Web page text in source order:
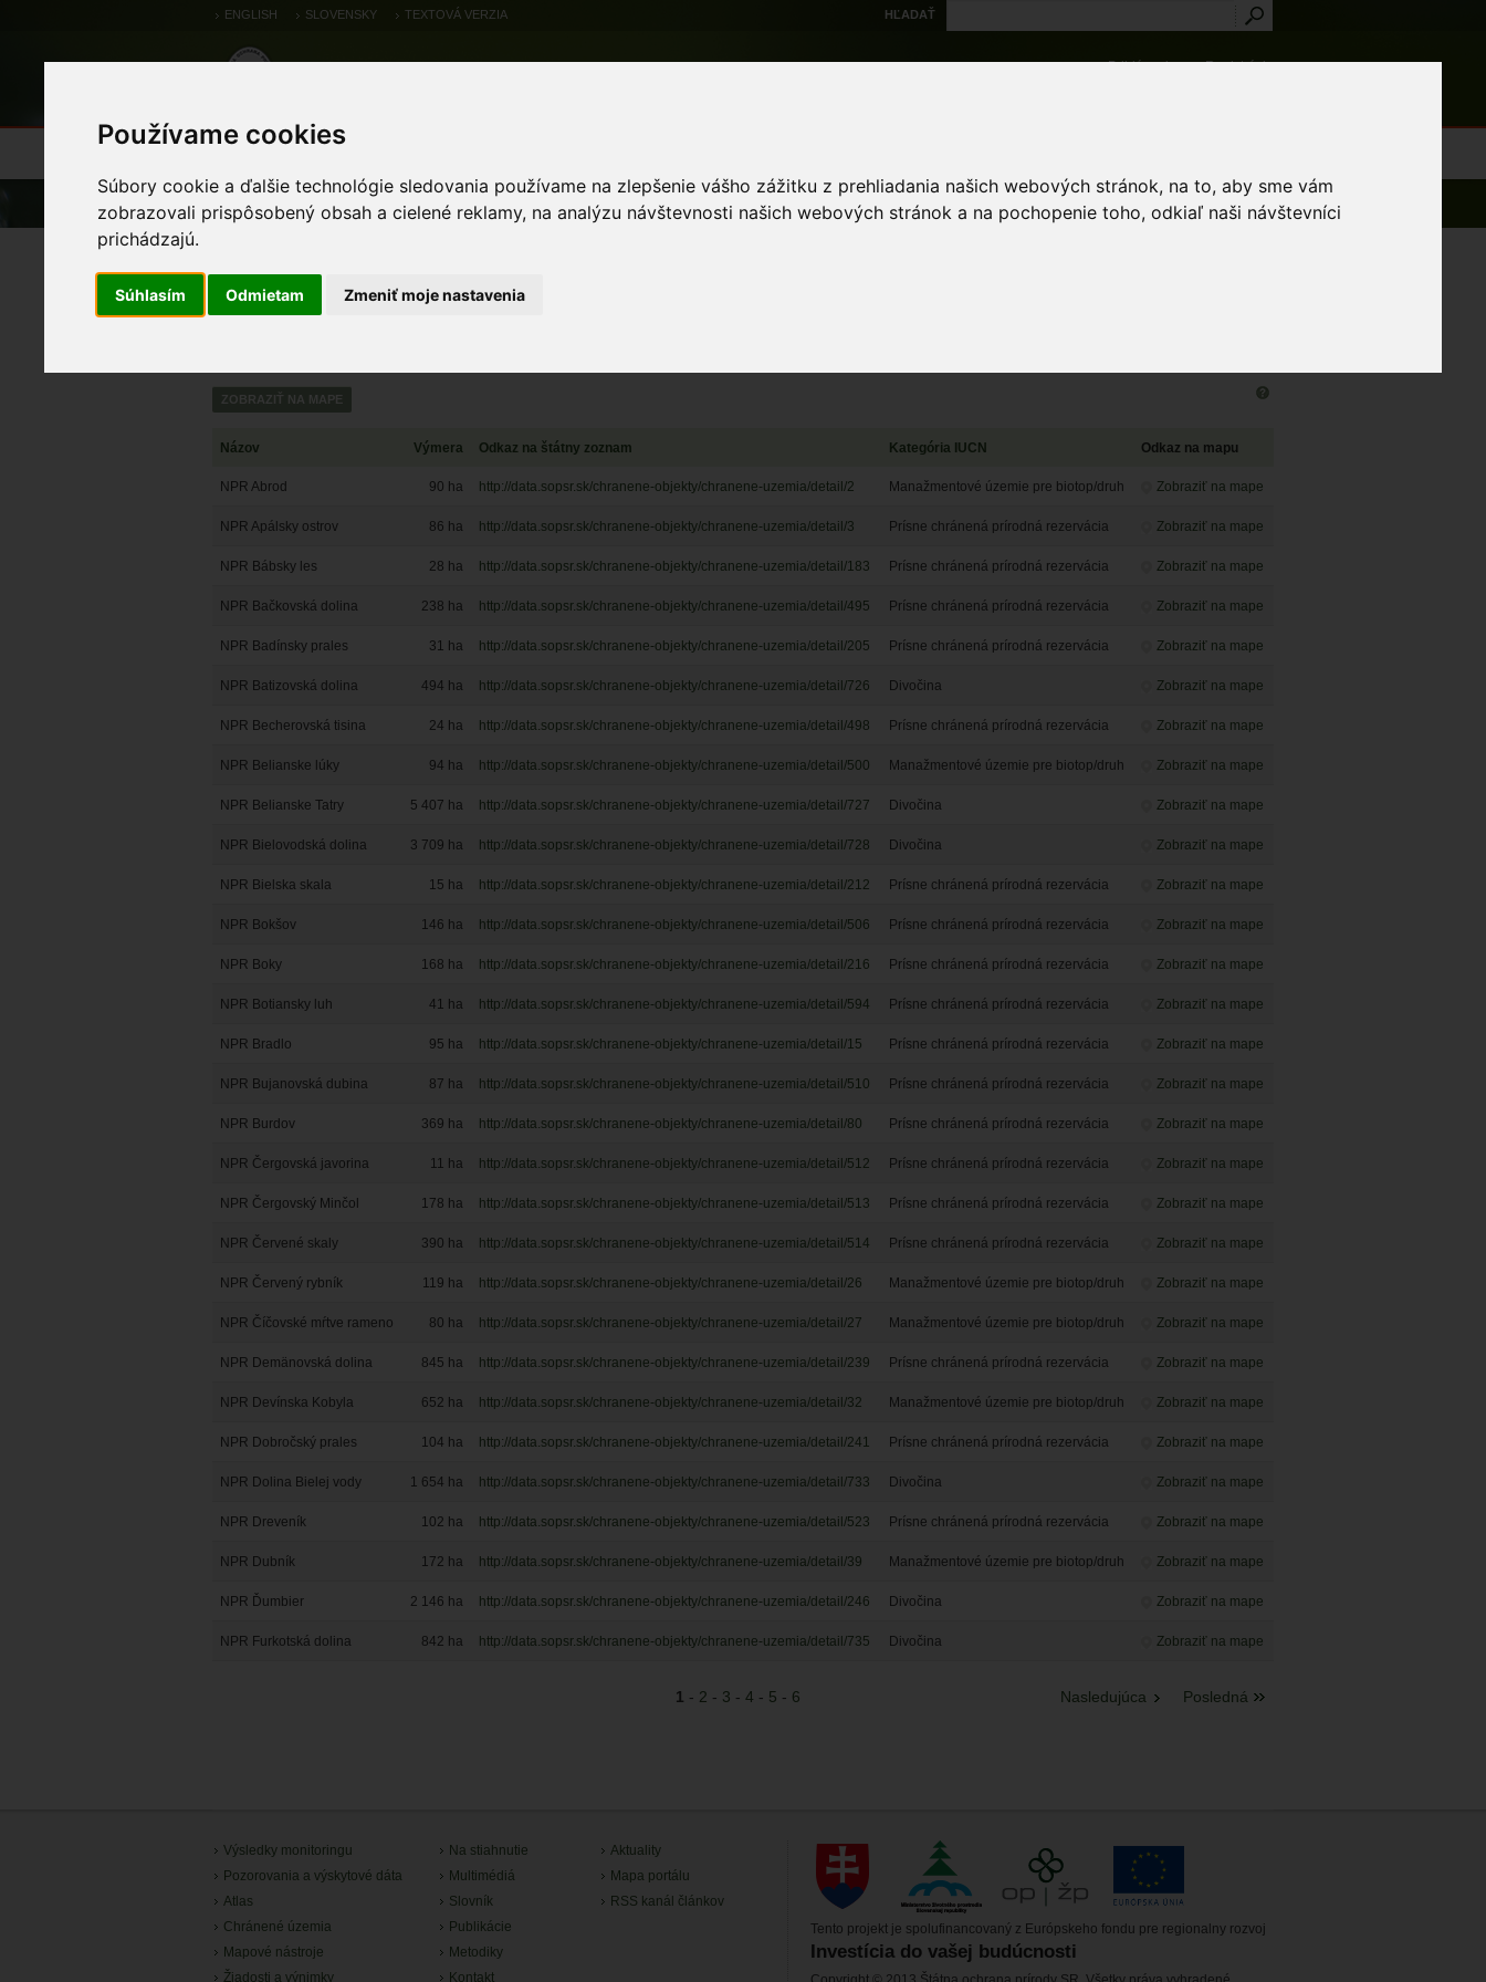
Používame cookies
Súbory cookie a ďalšie technológie sledovania používame na zlepšenie vášho zážitku z prehliadania našich webových stránok, na to, aby sme vám
zobrazovali prispôsobený obsah a cielené reklamy, na analýzu návštevnosti našich webových stránok a na pochopenie toho, odkiaľ naši návštevníci
prichádzajú.
Súhlasím Odmietam Zmeniť moje nastavenia
ENGLISH SLOVENSKY TEXTOVÁ VERZIA HĽADAŤ
Prihlásenie Registrácia
Úvod Chránené územia Národná sieť chránených území Národné prírodné rezervácie
Národné prírodné rezervácie
Názov Výmera Odkaz na štátny zoznam Kategória IUCN Odkaz na mapu
NPR Abrod 90 ha http://data.sopsr.sk/chranene-objekty/chranene-uzemia/detail/2 Manažmentové územie pre biotop/druh Zobraziť na mape
NPR Apálsky ostrov 86 ha http://data.sopsr.sk/chranene-objekty/chranene-uzemia/detail/3 Prísne chránená prírodná rezervácia Zobraziť na mape
NPR Bábsky les 28 ha http://data.sopsr.sk/chranene-objekty/chranene-uzemia/detail/183 Prísne chránená prírodná rezervácia Zobraziť na mape
NPR Bačkovská dolina 238 ha http://data.sopsr.sk/chranene-objekty/chranene-uzemia/detail/495 Prísne chránená prírodná rezervácia Zobraziť na mape
NPR Badínsky prales 31 ha http://data.sopsr.sk/chranene-objekty/chranene-uzemia/detail/205 Prísne chránená prírodná rezervácia Zobraziť na mape
NPR Batizovská dolina 494 ha http://data.sopsr.sk/chranene-objekty/chranene-uzemia/detail/726 Divočina Zobraziť na mape
NPR Becherovská tisina 24 ha http://data.sopsr.sk/chranene-objekty/chranene-uzemia/detail/498 Prísne chránená prírodná rezervácia Zobraziť na mape
NPR Belianske lúky 94 ha http://data.sopsr.sk/chranene-objekty/chranene-uzemia/detail/500 Manažmentové územie pre biotop/druh Zobraziť na mape
NPR Belianske Tatry 5 407 ha http://data.sopsr.sk/chranene-objekty/chranene-uzemia/detail/727 Divočina Zobraziť na mape
NPR Bielovodská dolina 3 709 ha http://data.sopsr.sk/chranene-objekty/chranene-uzemia/detail/728 Divočina Zobraziť na mape
NPR Bielska skala 15 ha http://data.sopsr.sk/chranene-objekty/chranene-uzemia/detail/212 Prísne chránená prírodná rezervácia Zobraziť na mape
NPR Bokšov 146 ha http://data.sopsr.sk/chranene-objekty/chranene-uzemia/detail/506 Prísne chránená prírodná rezervácia Zobraziť na mape
NPR Boky 168 ha http://data.sopsr.sk/chranene-objekty/chranene-uzemia/detail/216 Prísne chránená prírodná rezervácia Zobraziť na mape
NPR Botiansky luh 41 ha http://data.sopsr.sk/chranene-objekty/chranene-uzemia/detail/594 Prísne chránená prírodná rezervácia Zobraziť na mape
NPR Bradlo 95 ha http://data.sopsr.sk/chranene-objekty/chranene-uzemia/detail/15 Prísne chránená prírodná rezervácia Zobraziť na mape
NPR Bujanovská dubina 87 ha http://data.sopsr.sk/chranene-objekty/chranene-uzemia/detail/510 Prísne chránená prírodná rezervácia Zobraziť na mape
NPR Burdov 369 ha http://data.sopsr.sk/chranene-objekty/chranene-uzemia/detail/80 Prísne chránená prírodná rezervácia Zobraziť na mape
NPR Čergovská javorina 11 ha http://data.sopsr.sk/chranene-objekty/chranene-uzemia/detail/512 Prísne chránená prírodná rezervácia Zobraziť na mape
NPR Čergovský Minčol 178 ha http://data.sopsr.sk/chranene-objekty/chranene-uzemia/detail/513 Prísne chránená prírodná rezervácia Zobraziť na mape
NPR Červené skaly 390 ha http://data.sopsr.sk/chranene-objekty/chranene-uzemia/detail/514 Prísne chránená prírodná rezervácia Zobraziť na mape
NPR Červený rybník 119 ha http://data.sopsr.sk/chranene-objekty/chranene-uzemia/detail/26 Manažmentové územie pre biotop/druh Zobraziť na mape
NPR Číčovské mŕtve rameno 80 ha http://data.sopsr.sk/chranene-objekty/chranene-uzemia/detail/27 Manažmentové územie pre biotop/druh Zobraziť na mape
NPR Demänovská dolina 845 ha http://data.sopsr.sk/chranene-objekty/chranene-uzemia/detail/239 Prísne chránená prírodná rezervácia Zobraziť na mape
NPR Devínska Kobyla 652 ha http://data.sopsr.sk/chranene-objekty/chranene-uzemia/detail/32 Manažmentové územie pre biotop/druh Zobraziť na mape
NPR Dobročský prales 104 ha http://data.sopsr.sk/chranene-objekty/chranene-uzemia/detail/241 Prísne chránená prírodná rezervácia Zobraziť na mape
NPR Dolina Bielej vody 1 654 ha http://data.sopsr.sk/chranene-objekty/chranene-uzemia/detail/733 Divočina Zobraziť na mape
NPR Dreveník 102 ha http://data.sopsr.sk/chranene-objekty/chranene-uzemia/detail/523 Prísne chránená prírodná rezervácia Zobraziť na mape
NPR Dubník 172 ha http://data.sopsr.sk/chranene-objekty/chranene-uzemia/detail/39 Manažmentové územie pre biotop/druh Zobraziť na mape
NPR Ďumbier 2 146 ha http://data.sopsr.sk/chranene-objekty/chranene-uzemia/detail/246 Divočina Zobraziť na mape
NPR Furkotská dolina 842 ha http://data.sopsr.sk/chranene-objekty/chranene-uzemia/detail/735 Divočina Zobraziť na mape
1 - 2 - 3 - 4 - 5 - 6 Posledná
Nasledujúca
Výsledky monitoringu
Pozorovania a výskytové dáta
Atlas
Chránené územia
Mapové nástroje
Žiadosti a výnimky
Na stiahnutie
Multimédiá
Slovník
Publikácie
Metodiky
Kontakt
Aktuality
Mapa portálu
RSS kanál článkov
Tento projekt je spolufinancovaný z Európskeho fondu pre regionalny rozvoj
Investícia do vašej budúcnosti